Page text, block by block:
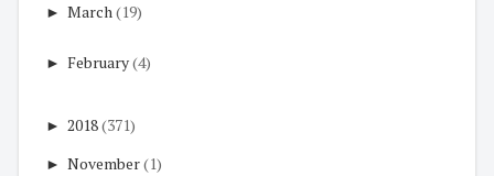
► March(19)
► February(4)
► 2018(371)
► November(1)